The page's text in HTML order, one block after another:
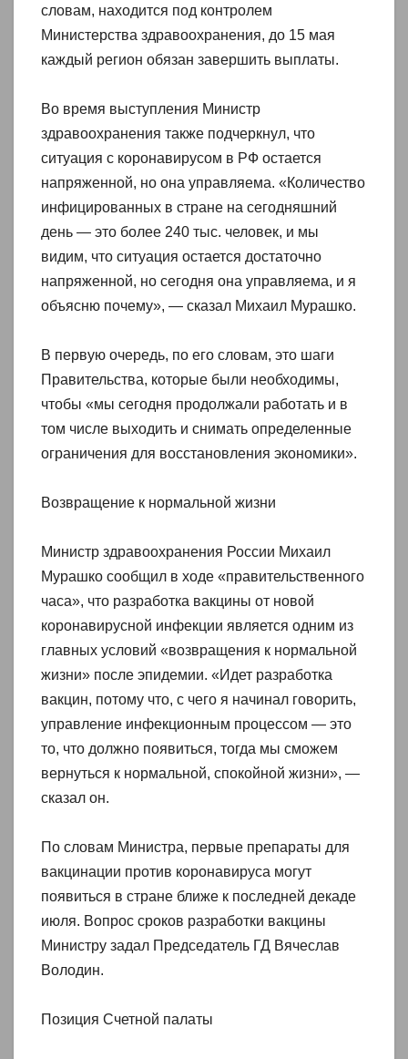
словам, находится под контролем
Министерства здравоохранения, до 15 мая
каждый регион обязан завершить выплаты.
Во время выступления Министр
здравоохранения также подчеркнул, что
ситуация с коронавирусом в РФ остается
напряженной, но она управляема. «Количество
инфицированных в стране на сегодняшний
день — это более 240 тыс. человек, и мы
видим, что ситуация остается достаточно
напряженной, но сегодня она управляема, и я
объясню почему», — сказал Михаил Мурашко.
В первую очередь, по его словам, это шаги
Правительства, которые были необходимы,
чтобы «мы сегодня продолжали работать и в
том числе выходить и снимать определенные
ограничения для восстановления экономики».
Возвращение к нормальной жизни
Министр здравоохранения России Михаил
Мурашко сообщил в ходе «правительственного
часа», что разработка вакцины от новой
коронавирусной инфекции является одним из
главных условий «возвращения к нормальной
жизни» после эпидемии. «Идет разработка
вакцин, потому что, с чего я начинал говорить,
управление инфекционным процессом — это
то, что должно появиться, тогда мы сможем
вернуться к нормальной, спокойной жизни», —
сказал он.
По словам Министра, первые препараты для
вакцинации против коронавируса могут
появиться в стране ближе к последней декаде
июля. Вопрос сроков разработки вакцины
Министру задал Председатель ГД Вячеслав
Володин.
Позиция Счетной палаты